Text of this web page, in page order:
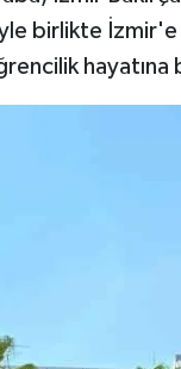
birlikte İzmir'e
hayatına